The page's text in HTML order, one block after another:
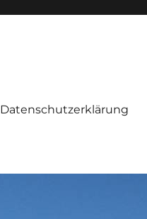
Datenschutzerklärung